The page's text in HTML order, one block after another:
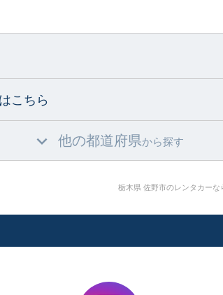
こちら
他の都道府県から探す
栃木県 佐野市のレンタカーな